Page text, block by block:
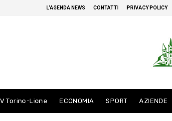
L’AGENDA NEWS CONTATTI PRIVACY POLICY
Torino-Lione ECONOMIA SPORT AZIENDE